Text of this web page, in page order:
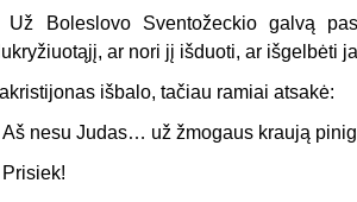
Už Boleslovo Sventožeckio galvą
ar nori jį išduoti, ar išgelbėti
išbalo, tačiau ramiai atsakė:
Aš nesu Judas… už žmogaus kraują
Prisiek!